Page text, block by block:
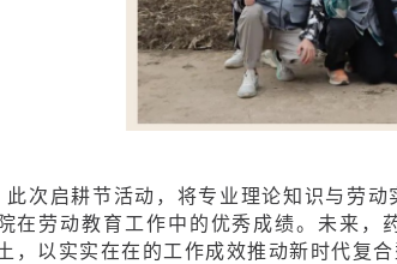
此次启耕节活动，将专业理论知识与劳
在劳动教育工作中的优秀成绩。未来，
，以实实在在的工作成效推动新时代复合